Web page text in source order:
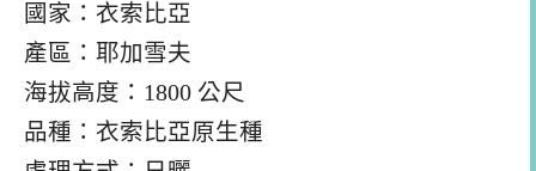
國家：衣索比亞
產區：耶加雪夫
海拔高度：1800 公尺
品種：衣索比亞原生種